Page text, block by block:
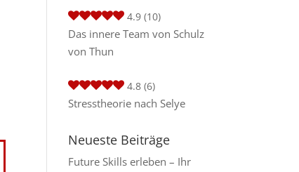
4.9 (10)
Das innere Team von Schulz
von Thun
4.8 (6)
Stresstheorie nach Selye
Neueste Beiträge
Future Skills erleben – Ihr